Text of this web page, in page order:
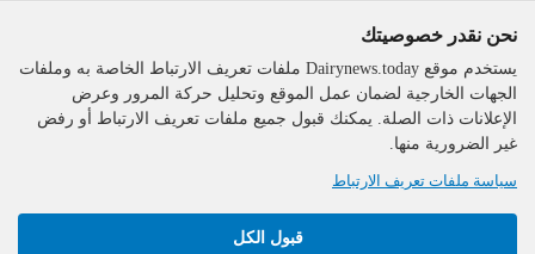
The DairyNews, جميع الحقوق
محفوظة، 2000-2026
نحن نقدر خصوصيتك
يستخدم موقع Dairynews.today ملفات تعريف الارتباط الخاصة به وملفات
الجهات الخارجية لضمان عمل الموقع وتحليل حركة المرور وعرض
الإعلانات ذات الصلة. يمكنك قبول جميع ملفات تعريف الارتباط أو رفض
غير الضرورية منها.
سياسة ملفات تعريف الارتباط
قبول الكل